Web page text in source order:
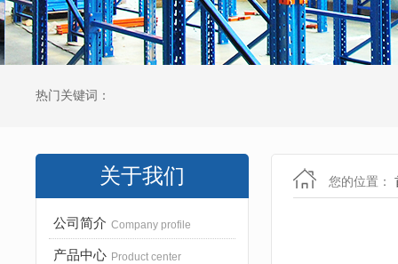
热门关键词：
关于我们
公司简介 Company profile
产品中心 Product center
您的位置：